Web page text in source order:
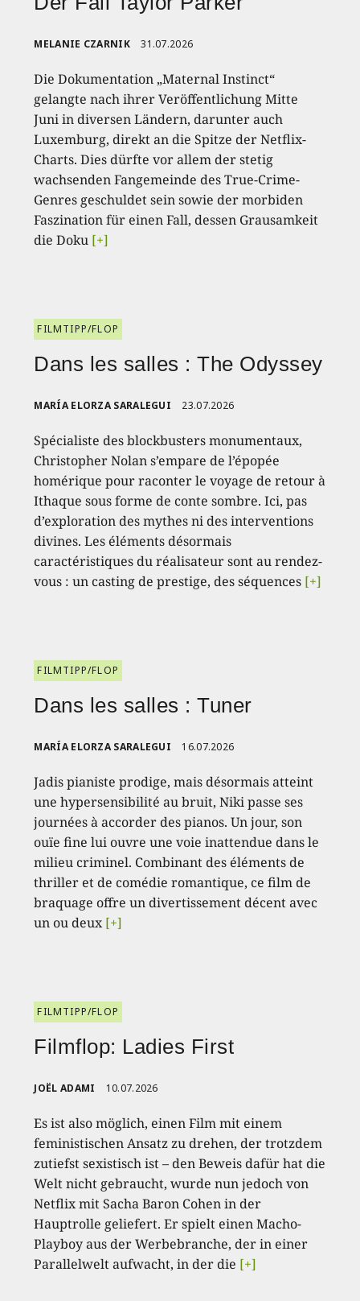
MELANIE CZARNIK 31.07.2026
Die Dokumentation „Maternal Instinct“
gelangte nach ihrer Veröffentlichung Mitte
Juni in diversen Ländern, darunter auch
Luxemburg, direkt an die Spitze der Netflix-
Charts. Dies dürfte vor allem der stetig
wachsenden Fangemeinde des True-Crime-
Genres geschuldet sein sowie der morbiden
Faszination für einen Fall, dessen Grausamkeit
die Doku [+]
FILMTIPP/FLOP
Dans les salles : The Odyssey
MARÍA ELORZA SARALEGUI 23.07.2026
Spécialiste des blockbusters monumentaux,
Christopher Nolan s’empare de l’épopée
homérique pour raconter le voyage de retour à
Ithaque sous forme de conte sombre. Ici, pas
d’exploration des mythes ni des interventions
divines. Les éléments désormais
caractéristiques du réalisateur sont au rendez-
vous : un casting de prestige, des séquences [+]
FILMTIPP/FLOP
Dans les salles : Tuner
MARÍA ELORZA SARALEGUI 16.07.2026
Jadis pianiste prodige, mais désormais atteint
une hypersensibilité au bruit, Niki passe ses
journées à accorder des pianos. Un jour, son
ouïe fine lui ouvre une voie inattendue dans le
milieu criminel. Combinant des éléments de
thriller et de comédie romantique, ce film de
braquage offre un divertissement décent avec
un ou deux[+]
FILMTIPP/FLOP
Filmflop: Ladies First
JOËL ADAMI 10.07.2026
Es ist also möglich, einen Film mit einem
feministischen Ansatz zu drehen, der trotzdem
zutiefst sexistisch ist – den Beweis dafür hat die
Welt nicht gebraucht, wurde nun jedoch von
Netflix mit Sacha Baron Cohen in der
Hauptrolle geliefert. Er spielt einen Macho-
Playboy aus der Werbebranche, der in einer
Parallelwelt aufwacht, in der die [+]